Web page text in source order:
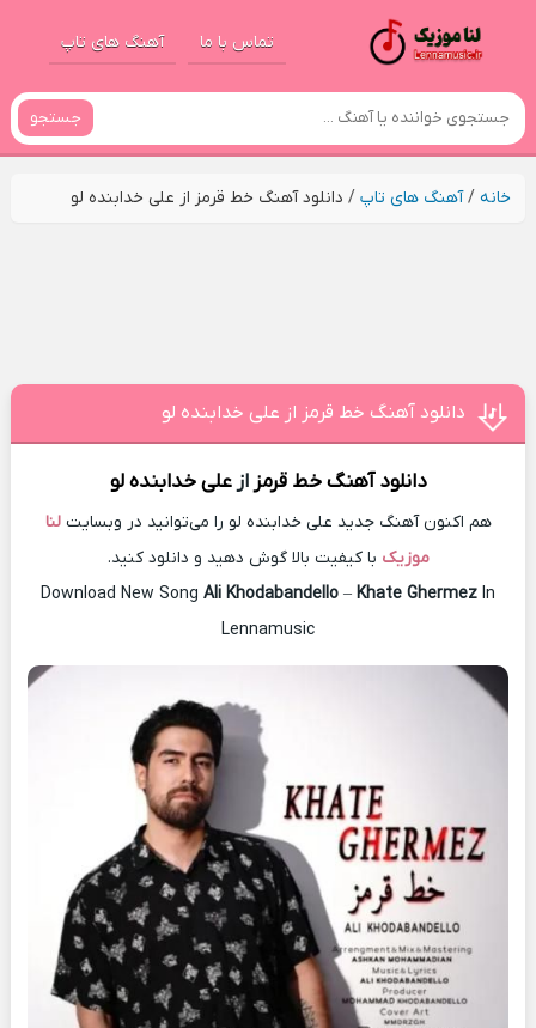
تماس با ما آهنگ های تاپ
جستجو
خانه/آهنگ های تاپ/ دانلود آهنگ خط قرمز از علی خدابنده لو
دانلود آهنگ خط قرمز از علی خدابنده لو
دانلود آهنگ خط قرمز ازعلی خدابنده لو
هم اکنون آهنگ جدید علی خدابنده لو را می‌توانید در وبسایتلنا
موزیک با کیفیت بالا گوش دهید و دانلود کنید.
Download New Song Ali Khodabandello – Khate Ghermez In
Lennamusic